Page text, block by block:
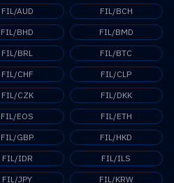
FIL/AUD
FIL/BCH
FIL/BHD
FIL/BMD
FIL/BRL
FIL/BTC
FIL/CHF
FIL/CLP
FIL/CZK
FIL/DKK
FIL/EOS
FIL/ETH
FIL/GBP
FIL/HKD
FIL/IDR
FIL/ILS
FIL/JPY
FIL/KRW